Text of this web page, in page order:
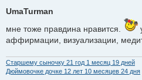
о
щ
е
н
е
UmaTurman
мне тоже правдина нравится.
аффирмации, визуализации,
Старшему сыночку 21 год 1 месяц 19 дней
Дюймовочке дочке 12 лет 10 месяцев 24 дня